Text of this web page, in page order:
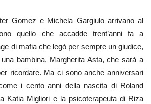
Gomez e Michela Gargiulo arrivano al
quello che accadde trent’anni fa a
di mafia che legò per sempre un giudice,
bambina, Margherita Asta, che sarà a
ricordare. Ma ci sono anche anniversari
i cento anni della nascita di Roland
Katia Migliori e la psicoterapeuta di Riza